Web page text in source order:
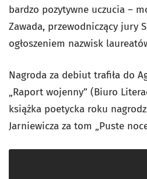
bardzo pozytywne uczucia –
Zawada, przewodniczący jury
ogłoszeniem nazwisk
Nagroda za debiut trafiła do
„Raport wojenny” (Biuro
książka poetycka roku
Jarniewicza za tom „Puste